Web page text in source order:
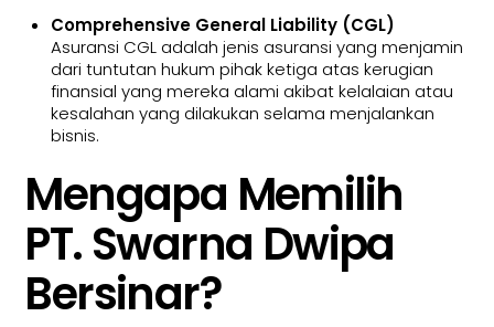
Comprehensive General Liability (CGL)
Asuransi CGL adalah jenis asuransi yang menjamin
dari tuntutan hukum pihak ketiga atas kerugian
finansial yang mereka alami akibat kelalaian atau
kesalahan yang dilakukan selama menjalankan
bisnis.
Mengapa Memilih
PT. Swarna Dwipa
Bersinar?